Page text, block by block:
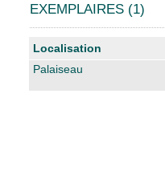
EXEMPLAIRES (1)
Liste des exemplaires
Localisation
Palaiseau